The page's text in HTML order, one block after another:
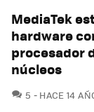
MediaTek
hardware
procesador
núcleos
5 HACE 14